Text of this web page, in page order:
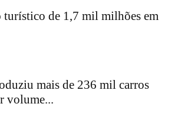
turístico de 1,7 mil milhões em
mais de 236 mil carros
volume...